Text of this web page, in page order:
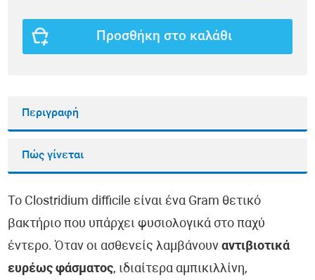
Προσθήκη στο καλάθι
Περιγραφή
Πώς γίνεται
Το Clostridium difficile είναι ένα Gram θετικό
βακτήριο που υπάρχει φυσιολογικά στο παχύ
έντερο. Όταν οι ασθενείς λαμβάνουναντιβιοτικά
ευρέως φάσματος, ιδιαίτερα αμπικιλλίνη,